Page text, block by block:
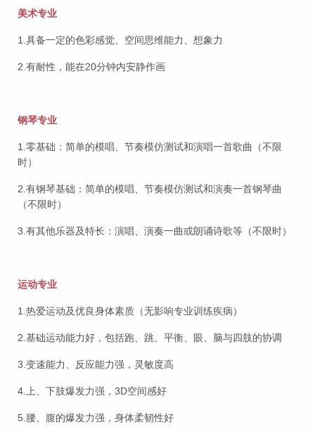
美术专业
1.具备一定的色彩感觉、空间思维能力、想象力
2.有耐性，能在20分钟内安静作画
钢琴专业
1.零基础：简单的模唱、节奏模仿测试和演唱一首歌曲（不限
时）
2.有钢琴基础：简单的模唱、节奏模仿测试和演奏一首钢琴曲
（不限时）
3.有其他乐器及特长：演唱、演奏一曲或朗诵诗歌等（不限时）
运动专业
1.热爱运动及优良身体素质（无影响专业训练疾病）
2.基础运动能力好，包括跑、跳、平衡、眼、脑与四肢的协调
3.变速能力、反应能力强，灵敏度高
4.上、下肢爆发力强，3D空间感好
5.腰、腹的爆发力强，身体柔韧性好